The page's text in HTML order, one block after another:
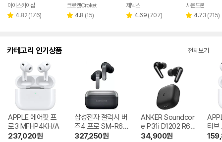
페이
아이스카이샵
별 4.82 리
(176)
크로켓Croket
별 4.8 리
(15)
페이
제닉스
별 4.69 리
(707)
사운드본
별 4.73 리
(215)
카테고리 인기상품 전체보기
APPLE 에어팟 프
로3 MFHP4KH/A
237,020원
삼성전자 갤럭시 버
즈4 프로 SM-R64
0
327,250원
ANKER Soundcor
e P31i D1202 R60
i NC
34,900원
티브